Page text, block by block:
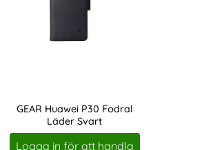
GEAR Huawei P30 Fodral
Läder Svart
Art. nr 208318
Logga in för att handla